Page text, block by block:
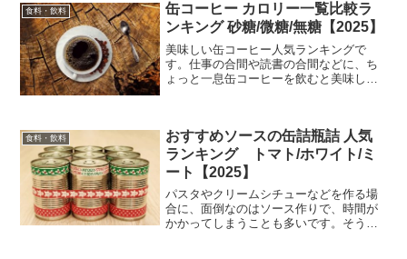
いう利点もあります。また、スポー
食料・飲料
缶コーヒー カロリー一覧比較ラ
ンキング 砂糖/微糖/無糖【2025】
美味しい缶コーヒー人気ランキングで
す。仕事の合間や読書の合間などに、ち
ょっと一息缶コーヒーを飲むと美味しい
違いがわからないという人も多いはず。
そこで、ランキング形式で美味しい缶コ
ーヒーを紹介していきますので、お気
食料・飲料
おすすめソースの缶詰瓶詰 人気
ランキング トマト/ホワイト/ミ
ート【2025】
パスタやクリームシチューなどを作る場
合に、面倒なのはソース作りで、時間が
かかってしまうことも多いです。そうい